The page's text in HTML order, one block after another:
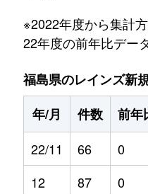
※2022年度から集計
22年度の前年比デー
福島県のレインズ新
年/月
件数 前年
22/11
66 0
12
87 0